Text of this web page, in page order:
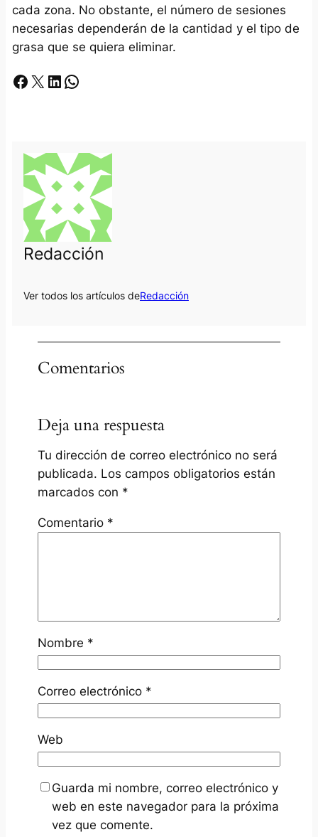
cada zona. No obstante, el número de sesiones
necesarias dependerán de la cantidad y el tipo de
grasa que se quiera eliminar.
Facebook X LinkedIn Whatsapp
Redacción
Ver todos los artículos deRedacción
Comentarios
Deja una respuesta
Tu dirección de correo electrónico no será
publicada. Los campos obligatorios están
marcados con *
Comentario *
Nombre *
Correo electrónico *
Web
Guarda mi nombre, correo electrónico y
web en este navegador para la próxima
vez que comente.